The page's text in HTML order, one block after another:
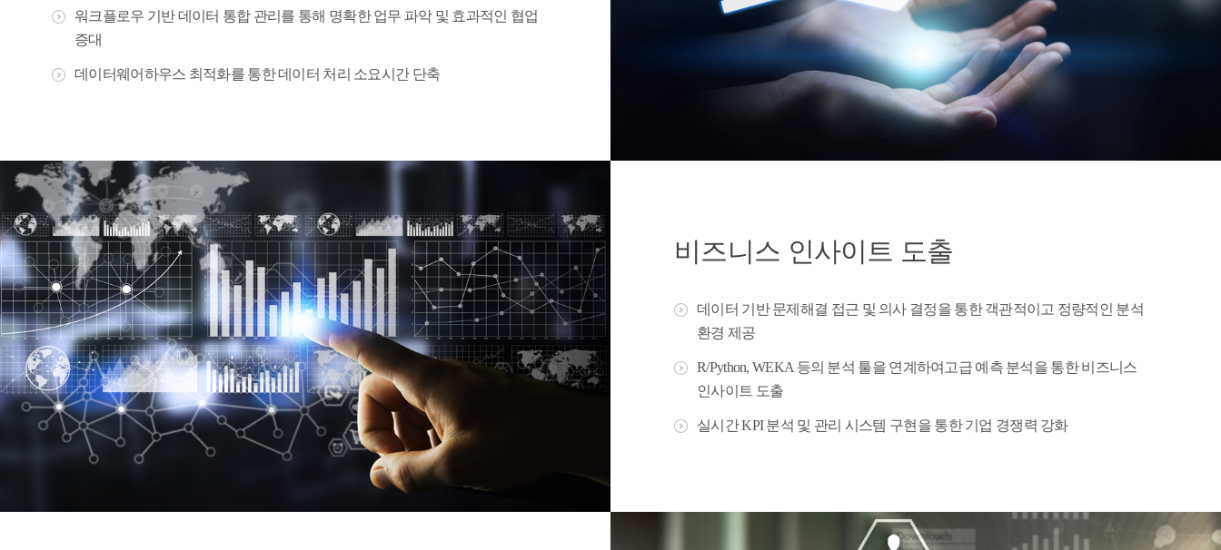
워크플로우 기반 데이터 통합 관리를 통해 명확한 업무 파악 및 효과적인 협업
증대
데이터웨어하우스 최적화를 통한 데이터 처리 소요시간 단축
비즈니스 인사이트 도출
데이터 기반 문제해결 접근 및 의사 결정을 통한 객관적이고 정량적인 분석
환경 제공
R/Python, WEKA 등의 분석 툴을 연계하여고급 예측 분석을 통한 비즈니스
인사이트 도출
실시간 KPI 분석 및 관리 시스템 구현을 통한 기업 경쟁력 강화